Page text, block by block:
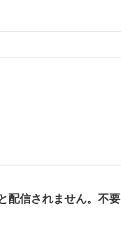
配信されません。不要